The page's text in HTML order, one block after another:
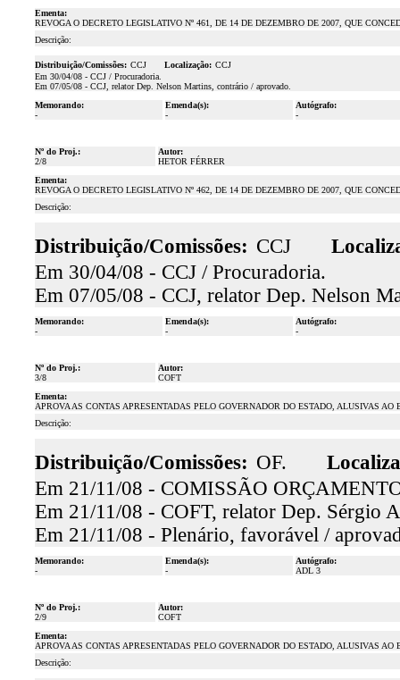
Ementa:
REVOGA O DECRETO LEGISLATIVO Nº 461, DE 14 DE DEZEMBRO DE 2007, QUE
Descrição:
Distribuição/Comissões: CCJ Localização: CCJ
Em 30/04/08 - CCJ / Procuradoria.
Em 07/05/08 - CCJ, relator Dep. Nelson Martins, contrário / aprovado.
Memorando:
-
Emenda(s):
-
Autógrafo:
-
Nº do Proj.:
2/8
Autor:
HETOR FÉRRER
Ementa:
REVOGA O DECRETO LEGISLATIVO Nº 462, DE 14 DE DEZEMBRO DE 2007, QUE
Descrição:
Distribuição/Comissões: CCJ
Em 30/04/08 - CCJ / Procuradoria.
Em 07/05/08 - CCJ, relator Dep. Nelson
Memorando:
-
Emenda(s):
-
Autógrafo:
-
Nº do Proj.:
3/8
Autor:
COFT
Ementa:
APROVA AS CONTAS APRESENTADAS PELO GOVERNADOR DO ESTADO, ALUSIVAS AO
Descrição:
Distribuição/Comissões: OF.
Em 21/11/08 - COMISSÃO
Em 21/11/08 - COFT, relator Dep. Sérgio
Em 21/11/08 - Plenário, favorável /
Memorando:
-
Emenda(s):
-
Autógrafo:
ADL 3
Nº do Proj.:
2/9
Autor:
COFT
Ementa:
APROVA AS CONTAS APRESENTADAS PELO GOVERNADOR DO ESTADO, ALUSIVAS AO
Descrição: